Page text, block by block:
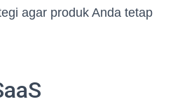
agar produk Anda tetap